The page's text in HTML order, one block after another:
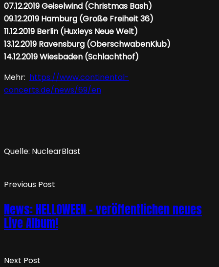
07.12.2019 Geiselwind (Christmas Bash)
09.12.2019 Hamburg (Große Freiheit 36)
11.12.2019 Berlin (Huxleys Neue Welt)
13.12.2019 Ravensburg (OberschwabenKlub)
14.12.2019 Wiesbaden (Schlachthof)
Mehr: https://www.continental-
concerts.de/news/69/en
Quelle: NuclearBlast
Previous Post
News: HELLOWEEN – veröffentlichen neues
Live Album!
Next Post